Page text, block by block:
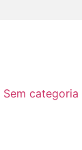
Sem categoria